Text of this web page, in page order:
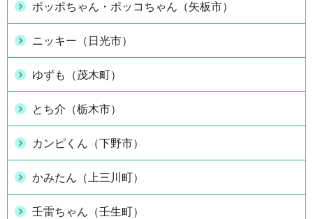
ポッポちゃん・ポッコちゃん（矢板市）
ニッキー（日光市）
ゆずも（茂木町）
とち介（栃木市）
カンピくん（下野市）
かみたん（上三川町）
壬雷ちゃん（壬生町）